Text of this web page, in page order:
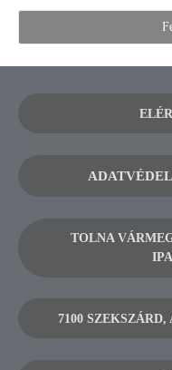
TOLNA
7100 SZEKSZÁRD,